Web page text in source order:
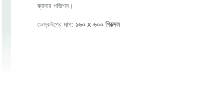
ব্যানার পজিশন।
ডেস্কটপের মাপ: ১৬০ x ৬০০ পিক্সেল